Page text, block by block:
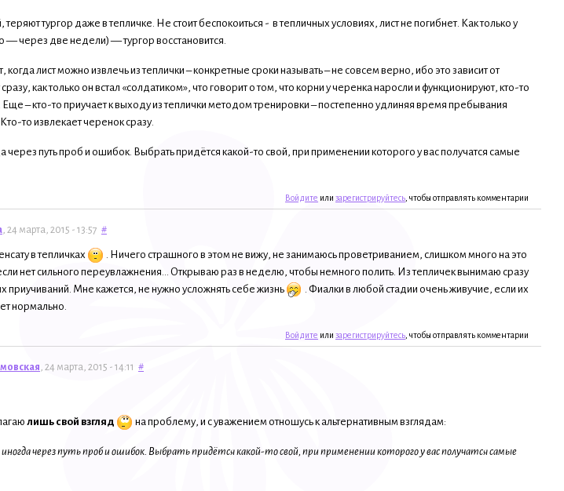
тургор даже в тепличке. Не стоит беспокоиться - в тепличных условиях, лист не погибнет. Как только у
— через две недели) — тургор восстановится.
лист можно извлечь из теплички – конкретные сроки называть – не совсем верно, ибо это зависит от
как только он встал «солдатиком», что говорит о том, что корни у черенка наросли и функционируют, кто-то
– кто-то приучает к выходу из теплички методом тренировки – постепенно удлиняя время пребывания
то извлекает черенок сразу.
путь проб и ошибок. Выбрать придётся какой-то свой, при применении которого у вас получатся самые
Войдите или зарегистрируйтесь , чтобы отправлять комментарии
, 24 марта, 2015 - 13:57 #
в тепличках
. Ничего страшного в этом не вижу, не занимаюсь проветриванием, слишком много на это
нет сильного переувлажнения... Открываю раз в неделю, чтобы немного полить. Из тепличек вынимаю сразу
приучиваний. Мне кажется, не нужно усложнять себе жизнь
. Фиалки в любой стадии очень живучие, если их
нормально.
Войдите или зарегистрируйтесь , чтобы отправлять комментарии
, 24 марта, 2015 - 14:11 #
лишь свой взгляд на проблему, и с уважением отношусь к альтернативным взглядам:
через путь проб и ошибок. Выбрать придётся какой-то свой, при применении которого у вас получатся самые